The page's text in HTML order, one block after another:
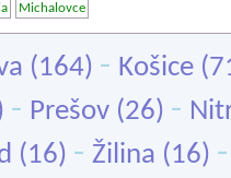
Michalovce
(164) - Košice
- Prešov (26) -
(16) - Žilina (16)